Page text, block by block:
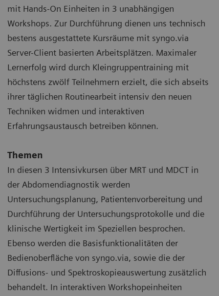
mit Hands-On Einheiten in 3 unabhängigen
Workshops. Zur Durchführung dienen uns technisch
bestens ausgestattete Kursräume mit syngo.via
Server-Client basierten Arbeitsplätzen. Maximaler
Lernerfolg wird durch Kleingruppentraining mit
höchstens zwölf Teilnehmern erzielt, die sich abseits
ihrer täglichen Routinearbeit intensiv den neuen
Techniken widmen und interaktiven
Erfahrungsaustausch betreiben können.
Themen
In diesen 3 Intensivkursen über MRT und MDCT in
der Abdomendiagnostik werden
Untersuchungsplanung, Patientenvorbereitung und
Durchführung der Untersuchungsprotokolle und die
klinische Wertigkeit im Speziellen besprochen.
Ebenso werden die Basisfunktionalitäten der
Bedienoberfläche von syngo.via, sowie die der
Diffusions- und Spektroskopieauswertung zusätzlich
behandelt. In interaktiven Workshopeinheiten